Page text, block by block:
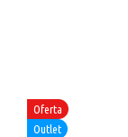
Oferta
Outlet